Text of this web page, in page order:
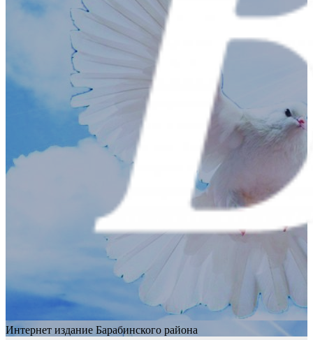
Интернет издание Барабинского района